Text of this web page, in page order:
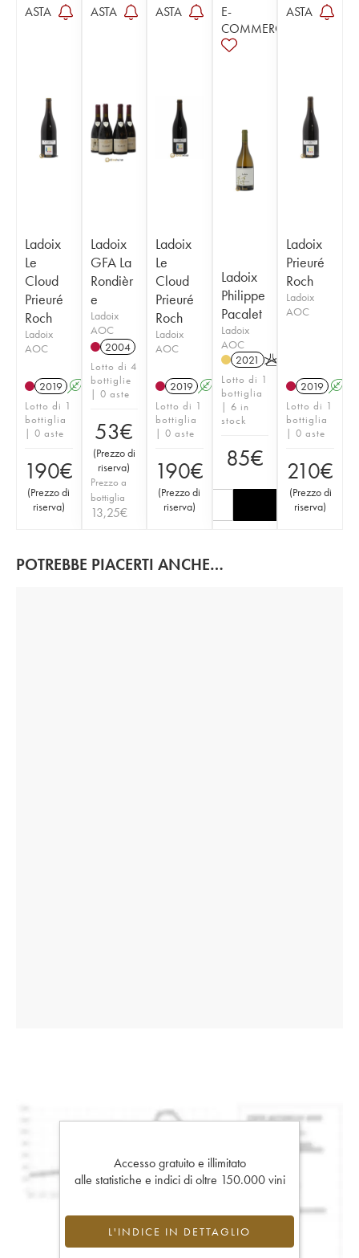
ASTA
Ladoix
Le
Cloud
Prieuré
Roch
Ladoix
AOC
2019 A S
Lotto di 1
bottiglia
| 0 aste
190€
(Prezzo di
riserva)
ASTA
Ladoix
GFA La
Rondièr
e
Ladoix
AOC
2004
Lotto di 4
bottiglie
| 0 aste
53€
(Prezzo di
riserva)
Prezzo a
bottiglia
13,25€
ASTA
Ladoix
Le
Cloud
Prieuré
Roch
Ladoix
AOC
2019 A S
Lotto di 1
bottiglia
| 0 aste
190€
(Prezzo di
riserva)
E-
COMMERCE
Ladoix
Philippe
Pacalet
Ladoix
AOC
2021 K
Lotto di 1
bottiglia
| 6 in
stock
85€
ASTA
Ladoix
Prieuré
Roch
Ladoix
AOC
2019 A
Lotto di 1
bottiglia
| 0 aste
210€
(Prezzo di
riserva)
POTREBBE PIACERTI ANCHE…
Accesso gratuito e illimitato
alle statistiche e indici di oltre 150.000 vini
L'INDICE IN DETTAGLIO